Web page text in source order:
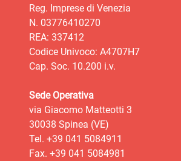
Reg. Imprese di Venezia
N. 03776410270
REA: 337412
Codice Univoco: A4707H7
Cap. Soc. 10.200 i.v.
Sede Operativa
via Giacomo Matteotti 3
30038 Spinea (VE)
Tel. +39 041 5084911
Fax. +39 041 5084981